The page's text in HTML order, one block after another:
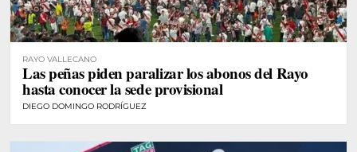
RAYO VALLECANO
Las peñas piden paralizar los abonos del Rayo
hasta conocer la sede provisional
DIEGO DOMINGO RODRÍGUEZ